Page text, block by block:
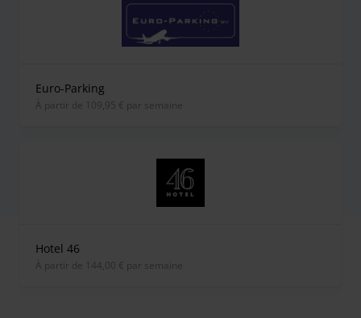
Euro-Parking
À partir de 109,95 € par semaine
Hotel 46
À partir de 144,00 € par semaine